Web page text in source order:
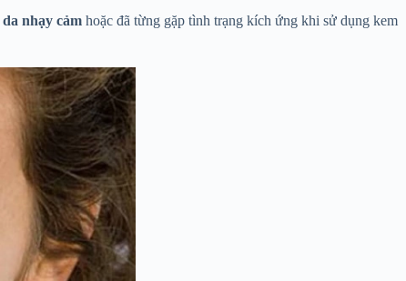
da nhạy cảm hoặc đã từng gặp tình trạng kích ứng khi sử dụng kem